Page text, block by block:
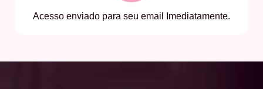
Acesso enviado para seu email Imediatamente.